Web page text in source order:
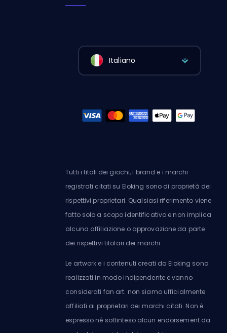
Italiano
Tutti i titoli dei giochi, i brand e i marchi
registrati citati su Eloking sono di proprietà dei
rispettivi proprietari. Qualsiasi riferimento viene
fatto solo a scopo identificativo e non implica
alcuna affiliazione o approvazione da parte
dei rispettivi titolari dei marchi.
Le artwork e i contenuti creati da Eloking sono
realizzati in modo indipendente e vanno
considerati fan art: non siamo ufficialmente
affiliati ai proprietari dei marchi citati. Non è
espresso né sottinteso alcun endorsement da